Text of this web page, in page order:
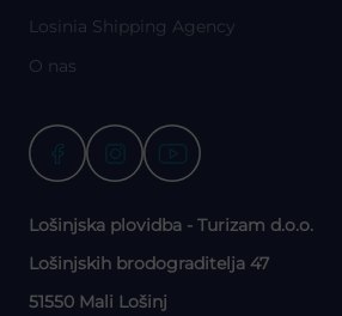
Losinia Shipping Agency
O nas
Lošinjska plovidba - Turizam d.o.o.
Lošinjskih brodograditelja 47
51550 Mali Lošinj